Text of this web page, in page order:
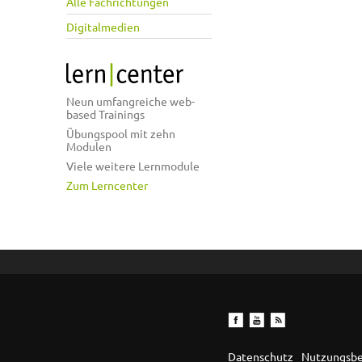
Digitalmedien
Neun umfangreiche web-
based Trainings
Übungspool mit zehn
Modulen
Viele weitere Lernmodule
Zum Lerncenter
Datenschutz